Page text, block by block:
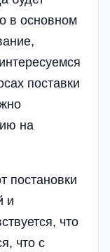
в основном
поставки
на
постановки
и
что
что с